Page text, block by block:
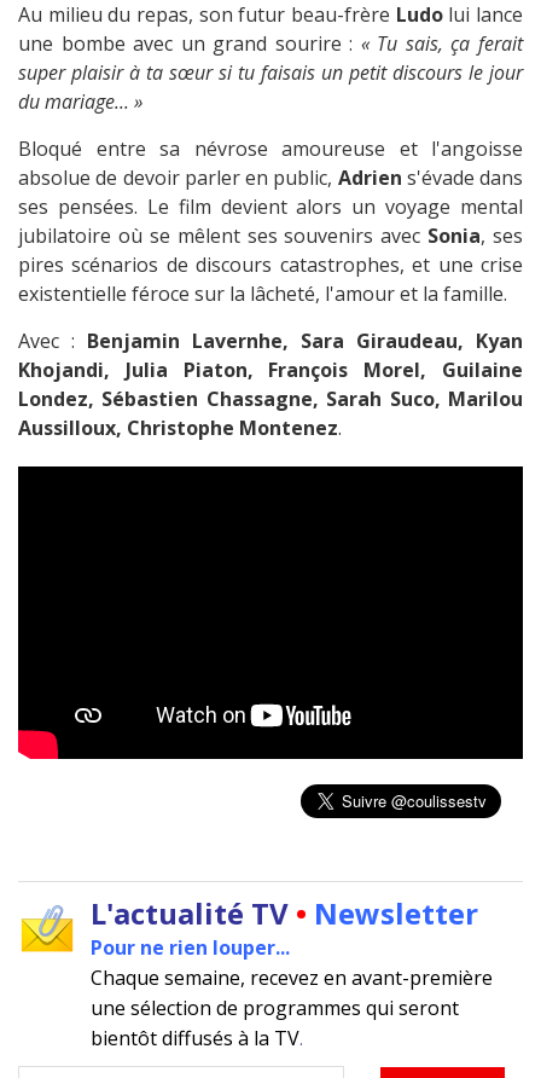
Au milieu du repas, son futur beau-frère Ludolui lance
une bombe avec un grand sourire : « Tu sais, ça ferait
super plaisir à ta sœur si tu faisais un petit discours le jour
du mariage... »
Bloqué entre sa névrose amoureuse et l'angoisse
absolue de devoir parler en public, Adrien s'évade dans
ses pensées. Le film devient alors un voyage mental
jubilatoire où se mêlent ses souvenirs avec Sonia, ses
pires scénarios de discours catastrophes, et une crise
existentielle féroce sur la lâcheté, l'amour et la famille.
Avec : Benjamin Lavernhe, Sara Giraudeau, Kyan
Khojandi, Julia Piaton, François Morel, Guilaine
Londez, Sébastien Chassagne, Sarah Suco, Marilou
Aussilloux, Christophe Montenez.
L'actualité TV • Newsletter
Pour ne rien louper...
Chaque semaine, recevez en avant-première
une sélection de programmes qui seront
bientôt diffusés à la TV.